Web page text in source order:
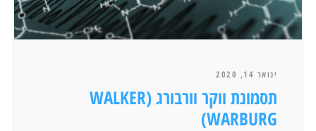
ינואר 14, 2020
תסמונת ווקר וורבורג (WALKER
WARBURG)